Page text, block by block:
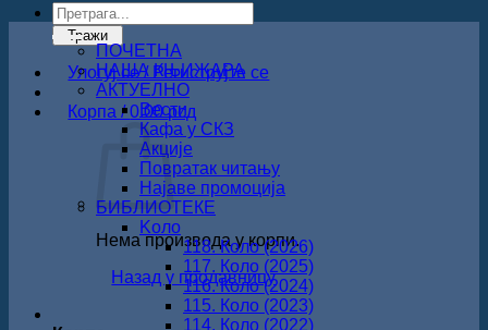
Products
search
Тражи
Улогуј се / Региструјте се
Корпа /0.00рсд
Нема производа у корпи.
Назад у продавницу
ПОЧЕТНА
НАША КЊИЖАРА
АКТУЕЛНО
Вести
Кафа у СКЗ
Акције
Повратак читању
Најаве промоција
БИБЛИОТЕКЕ
Koло
118. Коло (2026)
117. Коло (2025)
116. Коло (2024)
115. Коло (2023)
114. Коло (2022)